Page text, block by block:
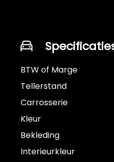
BTW of Marge
Tellerstand
Carrosserie
Kleur
Bekleding
Interieurkleur